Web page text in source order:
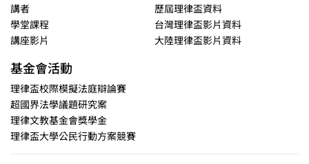
講者
學堂課程
講座影片
歷屆理律盃資料
台灣理律盃影片資料
大陸理律盃影片資料
基金會活動
理律盃校際模擬法庭辯論賽
超國界法學議題研究案
理律文教基金會獎學金
理律盃大學公民行動方案競賽